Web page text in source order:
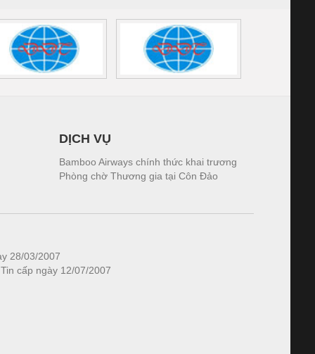
DỊCH VỤ
Bamboo Airways chính thức khai trương
Phòng chờ Thương gia tại Côn Đảo
28/03/2007
cấp ngày 12/07/2007